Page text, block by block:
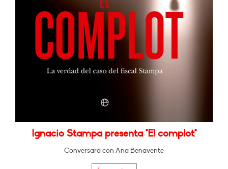
Ignacio Stampa presenta "El complot"
Conversará con Ana Benavente